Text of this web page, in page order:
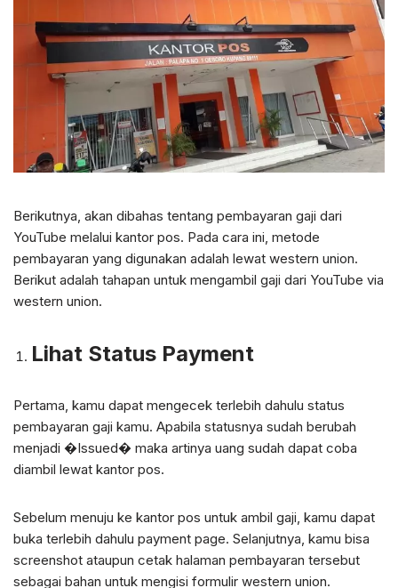
Berikutnya, akan dibahas tentang pembayaran gaji dari
YouTube melalui kantor pos. Pada cara ini, metode
pembayaran yang digunakan adalah lewat western union.
Berikut adalah tahapan untuk mengambil gaji dari YouTube via
western union.
Lihat Status Payment
Pertama, kamu dapat mengecek terlebih dahulu status
pembayaran gaji kamu. Apabila statusnya sudah berubah
menjadi �Issued� maka artinya uang sudah dapat coba
diambil lewat kantor pos.
Sebelum menuju ke kantor pos untuk ambil gaji, kamu dapat
buka terlebih dahulu payment page. Selanjutnya, kamu bisa
screenshot ataupun cetak halaman pembayaran tersebut
sebagai bahan untuk mengisi formulir western union.